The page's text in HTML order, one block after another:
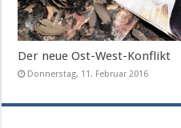
Der neue Ost-West-Konflikt
Donnerstag, 11. Februar 2016